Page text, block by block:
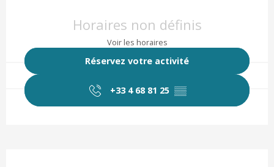
Horaires non définis
Voir les horaires
Réservez votre activité
+33 4 68 81 25 ▒▒